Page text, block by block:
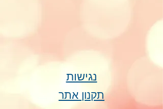
נגישות
תקנון אתר